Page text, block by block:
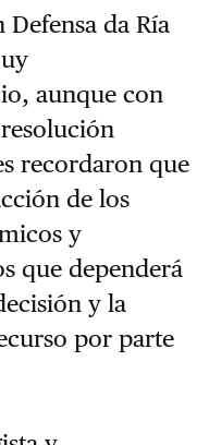
da Ría
aunque con
recordaron que
de los
y
que dependerá
y la
por parte